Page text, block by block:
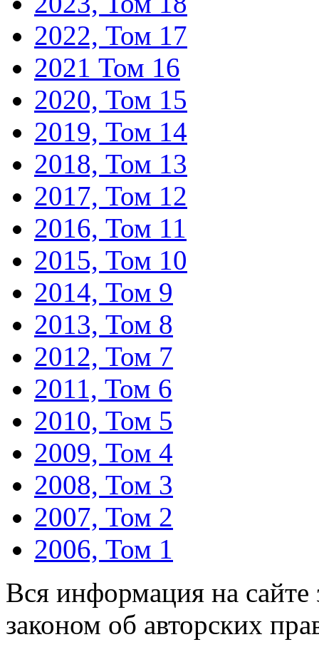
2022, Том 17
2021 Том 16
2020, Том 15
2019, Том 14
2018, Том 13
2017, Том 12
2016, Том 11
2015, Том 10
2014, Том 9
2013, Том 8
2012, Том 7
2011, Том 6
2010, Том 5
2009, Том 4
2008, Том 3
2007, Том 2
2006, Том 1
Вся информация на
законом об авторских